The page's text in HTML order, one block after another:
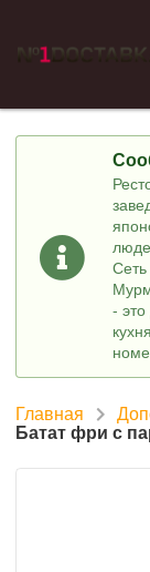
-
Главная
Батат фри с